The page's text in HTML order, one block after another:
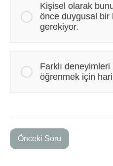
Kişisel olarak
önce duygusal bir
gerekiyor.
Farklı
öğrenmek için
Önceki Soru